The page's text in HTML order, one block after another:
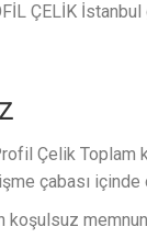
ÇELİK
Çelik Toplam
çabası içinde